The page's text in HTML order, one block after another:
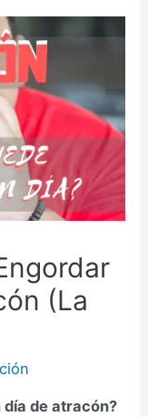
(La
día de atracón?